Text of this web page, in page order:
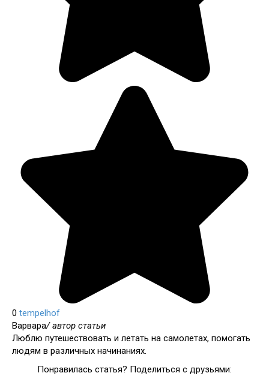
0 tempelhof
Варвара/ автор статьи
Люблю путешествовать и летать на самолетах, помогать
людям в различных начинаниях.
Понравилась статья? Поделиться с друзьями: